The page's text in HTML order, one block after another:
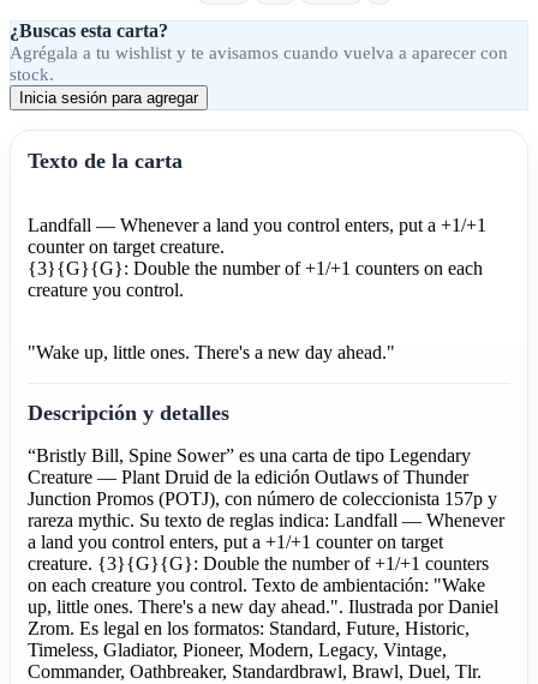
¿Buscas esta carta?
Agrégala a tu wishlist y te avisamos cuando vuelva a aparecer con
stock.
Inicia sesión para agregar
Texto de la carta
Landfall — Whenever a land you control enters, put a +1/+1
counter on target creature.
{3}{G}{G}: Double the number of +1/+1 counters on each
creature you control.
"Wake up, little ones. There's a new day ahead."
Descripción y detalles
“Bristly Bill, Spine Sower” es una carta de tipo Legendary
Creature — Plant Druid de la edición Outlaws of Thunder
Junction Promos (POTJ), con número de coleccionista 157p y
rareza mythic. Su texto de reglas indica: Landfall — Whenever
a land you control enters, put a +1/+1 counter on target
creature. {3}{G}{G}: Double the number of +1/+1 counters
on each creature you control. Texto de ambientación: "Wake
up, little ones. There's a new day ahead.". Ilustrada por Daniel
Zrom. Es legal en los formatos: Standard, Future, Historic,
Timeless, Gladiator, Pioneer, Modern, Legacy, Vintage,
Commander, Oathbreaker, Standardbrawl, Brawl, Duel, Tlr.